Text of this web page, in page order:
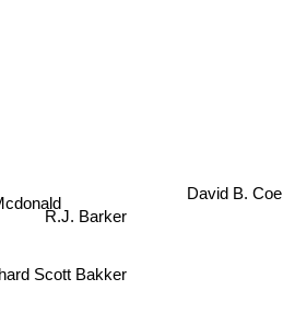
David B. Coe
R.J. Barker
Scott Bakker